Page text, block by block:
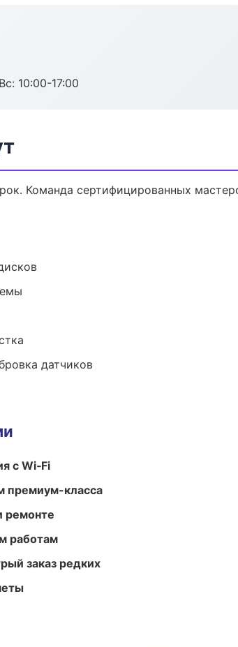
10:00-17:00
Команда сертифицированных
датчиков
с Wi‑Fi
премиум-класса
ремонте
работам
заказ редких